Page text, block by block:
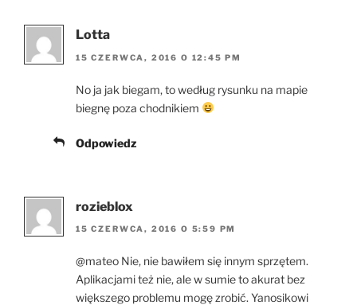
Lotta
15 CZERWCA, 2016 O 12:45 PM
No ja jak biegam, to według rysunku na mapie
biegnę poza chodnikiem
Odpowiedz
rozieblox
15 CZERWCA, 2016 O 5:59 PM
@mateo Nie, nie bawiłem się innym sprzętem.
Aplikacjami też nie, ale w sumie to akurat bez
większego problemu mogę zrobić. Yanosikowi